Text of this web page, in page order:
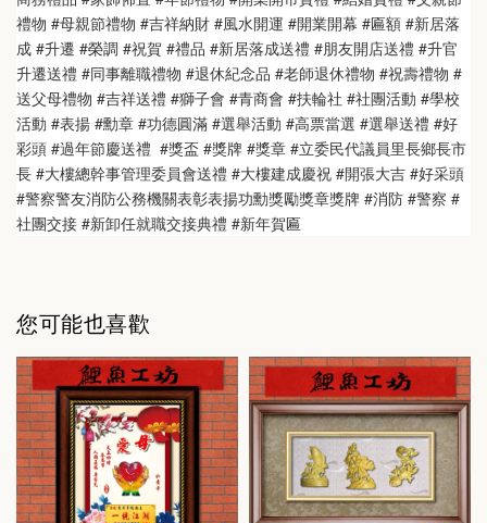
禮物 #母親節禮物 #吉祥納財 #風水開運 #開業開幕 #匾額 #新居落
成 #升遷 #榮調 #祝賀 #禮品 #新居落成送禮 #朋友開店送禮 #升官
升遷送禮 #同事離職禮物 #退休紀念品 #老師退休禮物 #祝壽禮物 #
送父母禮物 #吉祥送禮 #獅子會 #青商會 #扶輪社 #社團活動 #學校
活動 #表揚 #勳章 #功德圓滿 #選舉活動 #高票當選 #選舉送禮 #好
彩頭 #過年節慶送禮  #獎盃 #獎牌 #獎章 #立委民代議員里長鄉長市
長 #大樓總幹事管理委員會送禮 #大樓建成慶祝 #開張大吉 #好采頭
#警察警友消防公務機關表彰表揚功勳獎勵獎章獎牌 #消防 #警察 #
社團交接 #新卸任就職交接典禮 #新年賀匾
您可能也喜歡